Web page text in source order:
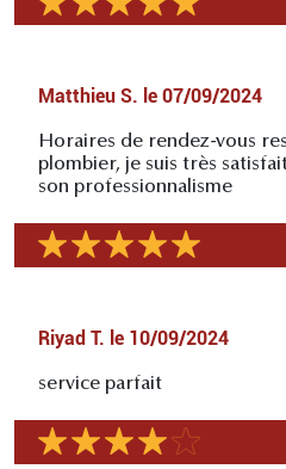
Matthieu S. le 07/09/2024
Horaires de rendez-vous
plombier, je suis très
son professionnalisme
Riyad T. le 10/09/2024
service parfait